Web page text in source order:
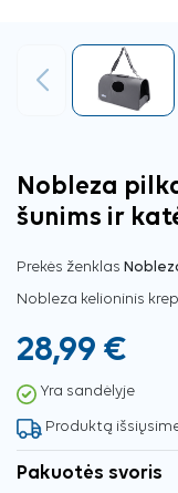
Ankstesnis
Nobleza
šunims ir
Prekės ženklas
Nobleza kelioninis
28,99 €
Yra sandėlyje
Produktą
Pakuotės svoris